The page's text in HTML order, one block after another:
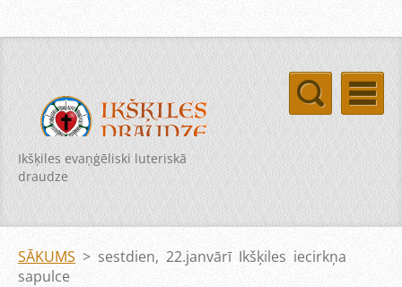
Ikšķiles evaņģēliski luteriskā
draudze
SĀKUMS > sestdien, 22.janvārī Ikšķiles iecirkņa
sapulce